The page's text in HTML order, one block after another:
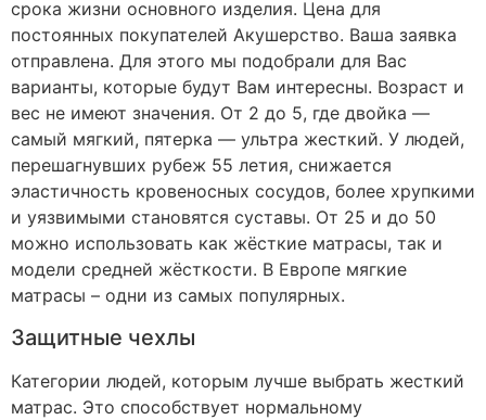
срока жизни основного изделия. Цена для
постоянных покупателей Акушерство. Ваша заявка
отправлена. Для этого мы подобрали для Вас
варианты, которые будут Вам интересны. Возраст и
вес не имеют значения. От 2 до 5, где двойка —
самый мягкий, пятерка — ультра жесткий. У людей,
перешагнувших рубеж 55 летия, снижается
эластичность кровеносных сосудов, более хрупкими
и уязвимыми становятся суставы. От 25 и до 50
можно использовать как жёсткие матрасы, так и
модели средней жёсткости. В Европе мягкие
матрасы – одни из самых популярных.
Защитные чехлы
Категории людей, которым лучше выбрать жесткий
матрас. Это способствует нормальному